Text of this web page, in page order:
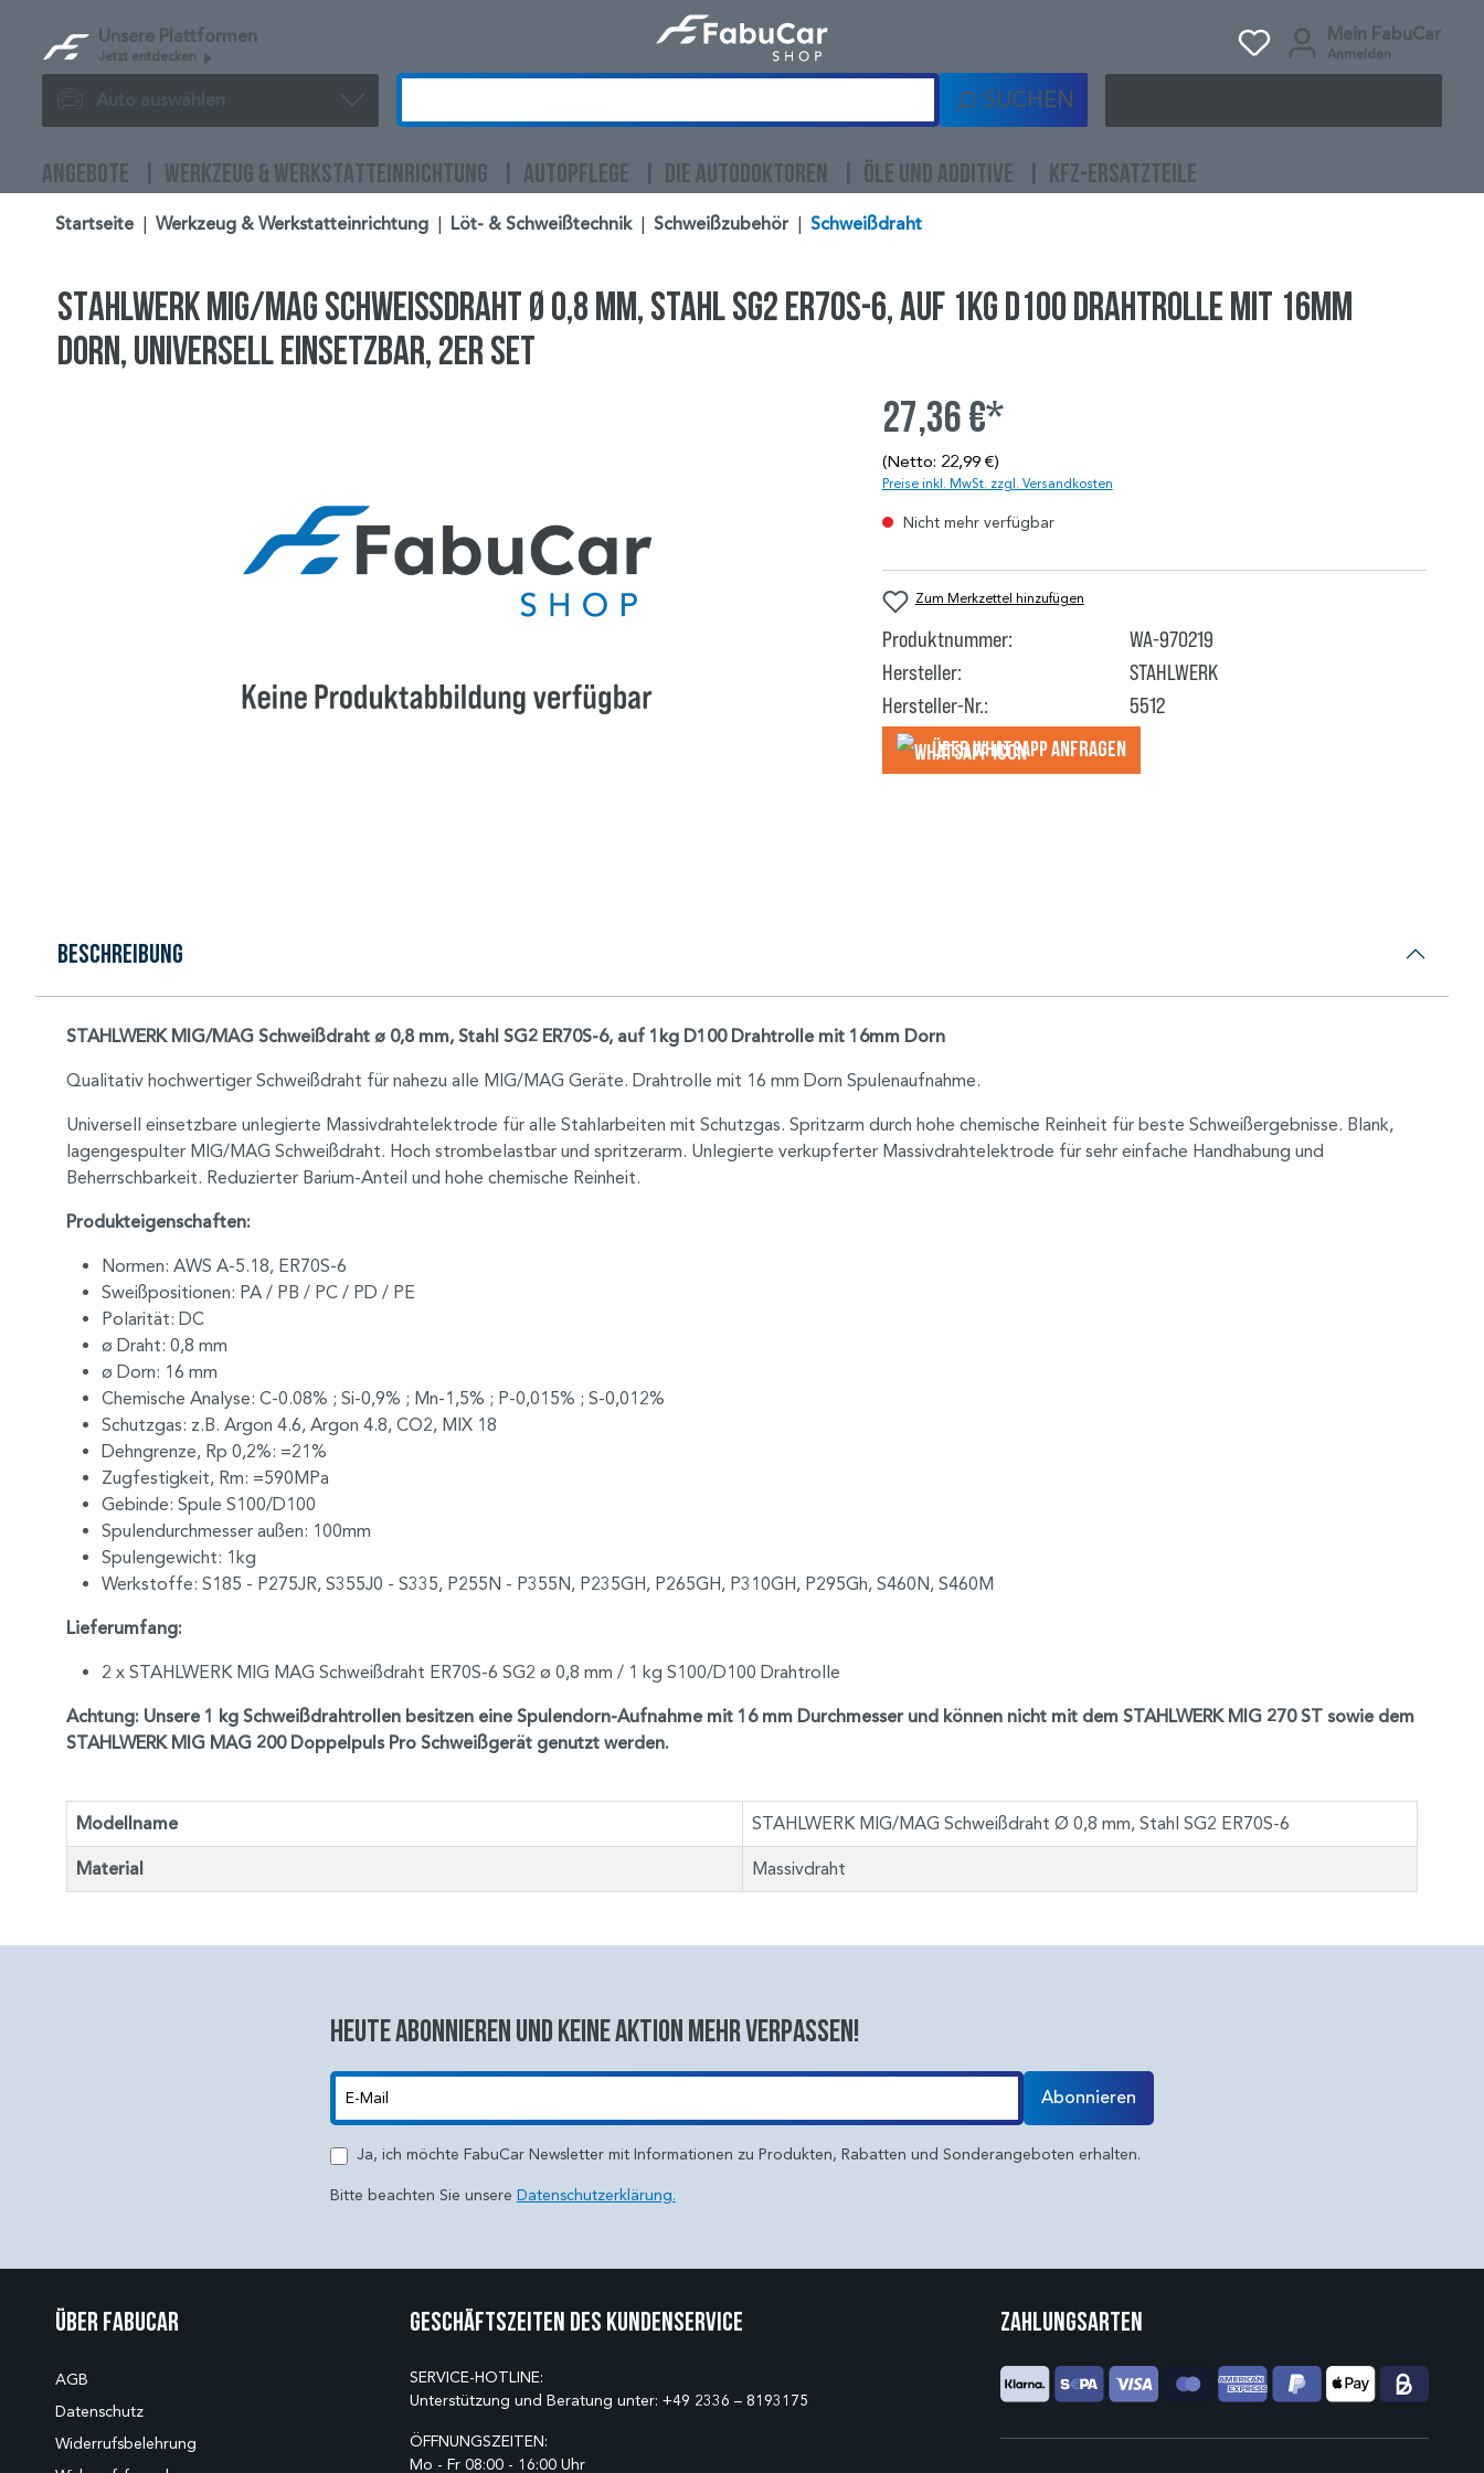
Unsere Plattformen
Jetzt entdecken
Mein FabuCar
Anmelden
Auto auswählen SUCHEN
ANGEBOTE WERKZEUG & WERKSTATTEINRICHTUNG AUTOPFLEGE DIE AUTODOKTOREN ÖLE UND ADDITIVE KFZ-ERSATZTEILE
Startseite Werkzeug & Werkstatteinrichtung Löt- & Schweißtechnik Schweißzubehör Schweißdraht
STAHLWERK MIG/MAG Schweißdraht Ø 0,8 mm, Stahl SG2 ER70S-6, auf 1kg D100 Drahtrolle mit 16mm
Dorn, universell einsetzbar, 2er Set
27,36 €*
(Netto: 22,99 €)
Preise inkl. MwSt. zzgl. Versandkosten
Nicht mehr verfügbar
Zum Merkzettel hinzufügen
Produktnummer:
WA-970219
Hersteller:
STAHLWERK
Hersteller-Nr.:
5512
Über WhatsApp anfragеn
Beschreibung
STAHLWERK MIG/MAG Schweißdraht ø 0,8 mm, Stahl SG2 ER70S-6, auf 1kg D100 Drahtrolle mit 16mm Dorn
Qualitativ hochwertiger Schweißdraht für nahezu alle MIG/MAG Geräte. Drahtrolle mit 16 mm Dorn Spulenaufnahme.
Universell einsetzbare unlegierte Massivdrahtelektrode für alle Stahlarbeiten mit Schutzgas. Spritzarm durch hohe chemische Reinheit für beste Schweißergebnisse. Blank,
lagengespulter MIG/MAG Schweißdraht. Hoch strombelastbar und spritzerarm. Unlegierte verkupferter Massivdrahtelektrode für sehr einfache Handhabung und
Beherrschbarkeit. Reduzierter Barium-Anteil und hohe chemische Reinheit.
Produkteigenschaften:
Normen: AWS A-5.18, ER70S-6
Sweißpositionen: PA / PB / PC / PD / PE
Polarität: DC
ø Draht: 0,8 mm
ø Dorn: 16 mm
Chemische Analyse: C-0.08% ; Si-0,9% ; Mn-1,5% ; P-0,015% ; S-0,012%
Schutzgas: z.B. Argon 4.6, Argon 4.8, CO2, MIX 18
Dehngrenze, Rp 0,2%: =21%
Zugfestigkeit, Rm: =590MPa
Gebinde: Spule S100/D100
Spulendurchmesser außen: 100mm
Spulengewicht: 1kg
Werkstoffe: S185 - P275JR, S355J0 - S335, P255N - P355N, P235GH, P265GH, P310GH, P295Gh, S460N, S460M
Lieferumfang:
2 x STAHLWERK MIG MAG Schweißdraht ER70S-6 SG2 ø 0,8 mm / 1 kg S100/D100 Drahtrolle
Achtung: Unsere 1 kg Schweißdrahtrollen besitzen eine Spulendorn-Aufnahme mit 16 mm Durchmesser und können nicht mit dem STAHLWERK MIG 270 ST sowie dem
STAHLWERK MIG MAG 200 Doppelpuls Pro Schweißgerät genutzt werden.
Modellname STAHLWERK MIG/MAG Schweißdraht Ø 0,8 mm, Stahl SG2 ER70S-6
Material Massivdraht
Heute abonnieren und keine aktion mehr verpassen!
Abonnieren
Ja, ich möchte FabuCar Newsletter mit Informationen zu Produkten, Rabatten und Sonderangeboten erhalten.
Bitte beachten Sie unsere Datenschutzerklärung.
Über Fabucar
AGB
Datenschutz
Widerrufsbelehrung
Geschäftszeiten des Kundenservice
SERVICE-HOTLINE:
Unterstützung und Beratung unter: +49 2336 – 8193175
ÖFFNUNGSZEITEN:
Mo - Fr 08:00 - 16:00 Uhr
Zahlungsarten